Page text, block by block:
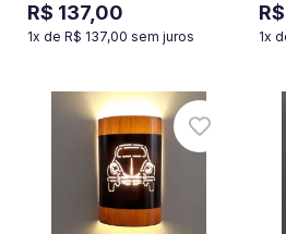
R$ 137,00
1x de R$ 137,00 sem juros 1x